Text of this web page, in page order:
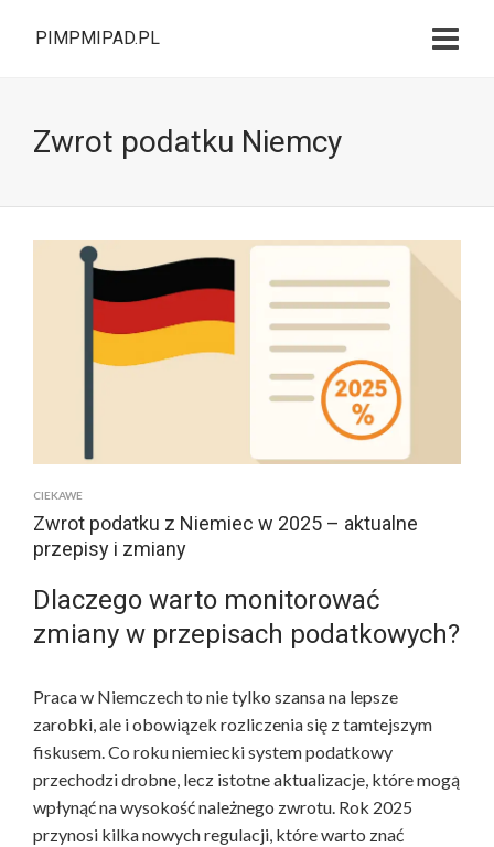
PIMPMIPAD.PL
Zwrot podatku Niemcy
CIEKAWE
Zwrot podatku z Niemiec w 2025 – aktualne
przepisy i zmiany
Dlaczego warto monitorować
zmiany w przepisach podatkowych?
Praca w Niemczech to nie tylko szansa na lepsze
zarobki, ale i obowiązek rozliczenia się z tamtejszym
fiskusem. Co roku niemiecki system podatkowy
przechodzi drobne, lecz istotne aktualizacje, które mogą
wpłynąć na wysokość należnego zwrotu. Rok 2025
przynosi kilka nowych regulacji, które warto znać